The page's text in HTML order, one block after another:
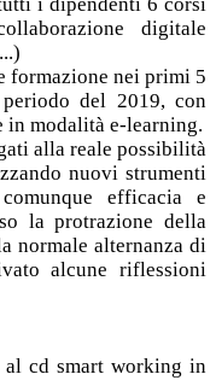
digitale
formazione nei primi 5
del 2019, con
in modalità e-learning.
alla reale possibilità
nuovi strumenti
efficacia e
la protrazione della
normale alternanza di
alcune riflessioni
cd smart working in